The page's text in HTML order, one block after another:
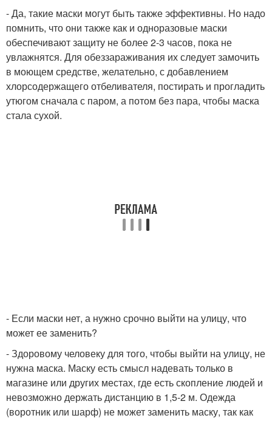
- Да, такие маски могут быть также эффективны. Но надо
помнить, что они также как и одноразовые маски
обеспечивают защиту не более 2-3 часов, пока не
увлажнятся. Для обеззараживания их следует замочить
в моющем средстве, желательно, с добавлением
хлорсодержащего отбеливателя, постирать и прогладить
утюгом сначала с паром, а потом без пара, чтобы маска
стала сухой.
- Если маски нет, а нужно срочно выйти на улицу, что
может ее заменить?
- Здоровому человеку для того, чтобы выйти на улицу, не
нужна маска. Маску есть смысл надевать только в
магазине или других местах, где есть скопление людей и
невозможно держать дистанцию в 1,5-2 м. Одежда
(воротник или шарф) не может заменить маску, так как